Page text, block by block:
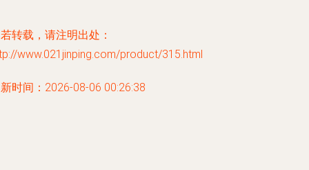
转载，请注明出处：
www.021jinping.com/product/315.html
时间：2026-08-06 00:26:38